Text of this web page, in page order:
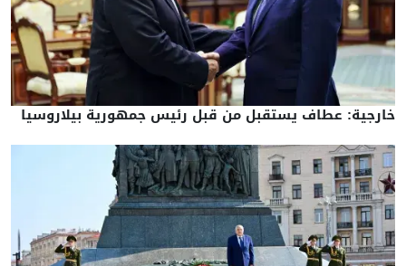
خارجية: عطاف يستقبل من قبل رئيس جمهورية بيلاروسيا